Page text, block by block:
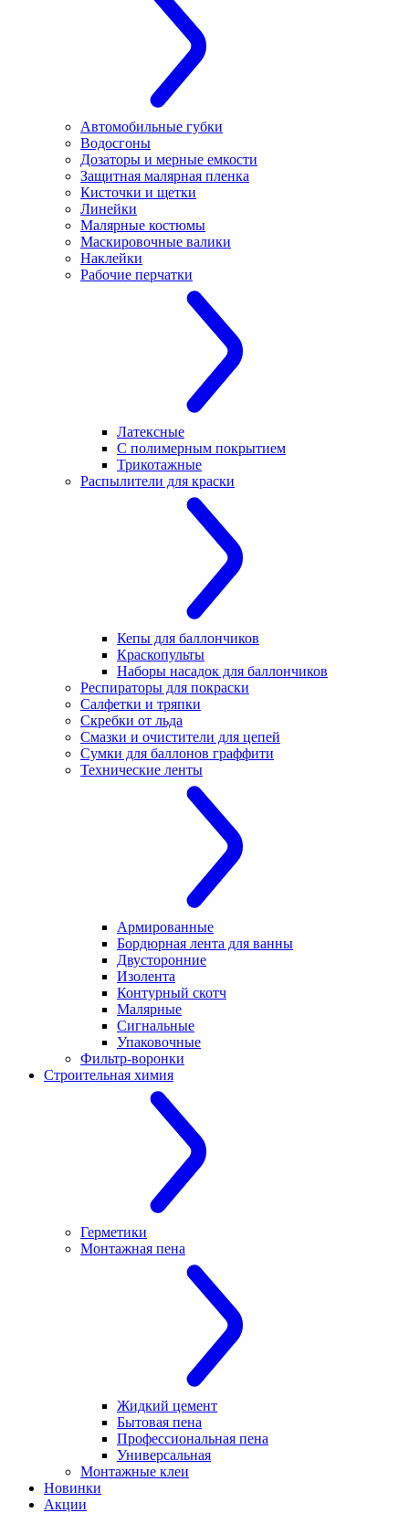
Автомобильные губки
Водосгоны
Дозаторы и мерные емкости
Защитная малярная пленка
Кисточки и щетки
Линейки
Малярные костюмы
Маскировочные валики
Наклейки
Рабочие перчатки
Латексные
С полимерным покрытием
Трикотажные
Распылители для краски
Кепы для баллончиков
Краскопульты
Наборы насадок для баллончиков
Респираторы для покраски
Салфетки и тряпки
Скребки от льда
Смазки и очистители для цепей
Сумки для баллонов граффити
Технические ленты
Армированные
Бордюрная лента для ванны
Двусторонние
Изолента
Контурный скотч
Малярные
Сигнальные
Упаковочные
Фильтр-воронки
Строительная химия
Герметики
Монтажная пена
Жидкий цемент
Бытовая пена
Профессиональная пена
Универсальная
Монтажные клеи
Новинки
Акции